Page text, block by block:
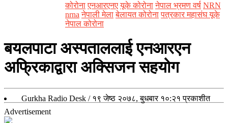
कोरोना एनआरएनए यूके कोरोना नेपाल भ्रमण वर्ष NRN
nrna नेपाली मेला बेलायत कोरोना पत्रकार महासंघ यूके
नेपाल कोरोना
बयलपाटा अस्पताललाई एनआरएन
अफ्रिकाद्वारा अक्सिजन सहयोग
Gurkha Radio Desk / १९ जेष्ठ २०७८, बुधबार १०:२१ प्रकाशीत
Advertisement